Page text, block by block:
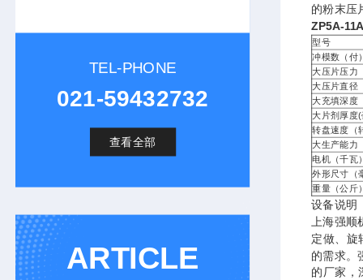
TEL-PHONE
021-59432732
查看全部
ARTICLE
的粉末压
ZP5A-
型号
冲模数（付
大压片压力
大压片直径
大充填深度
大片剂厚度
转盘速度（
大生产能力
电机（千瓦
外形尺寸（
重量（公斤
设备说明
上海强
定做、旋
的需求。
的厂家，